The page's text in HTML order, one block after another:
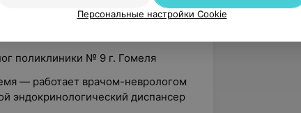
поликлинического отделения
поликлиники № 9 г. Гомеля
— работает врачом-неврологом
эндокринологический диспансер
Персональные настройки Cookie